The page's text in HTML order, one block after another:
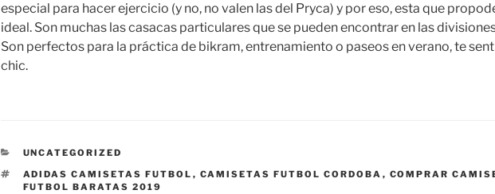
especial para hacer ejercicio (y no, no valen las del Pryca) y por eso, esta que
ideal. Son muchas las casacas particulares que se pueden encontrar en las
Son perfectos para la práctica de bikram, entrenamiento o paseos en verano, te
chic.
CATEGORÍAS
UNCATEGORIZED
ETIQUETAS
ADIDAS CAMISETAS FUTBOL , CAMISETAS FUTBOL CORDOBA , COMPRAR
FUTBOL BARATAS 2019